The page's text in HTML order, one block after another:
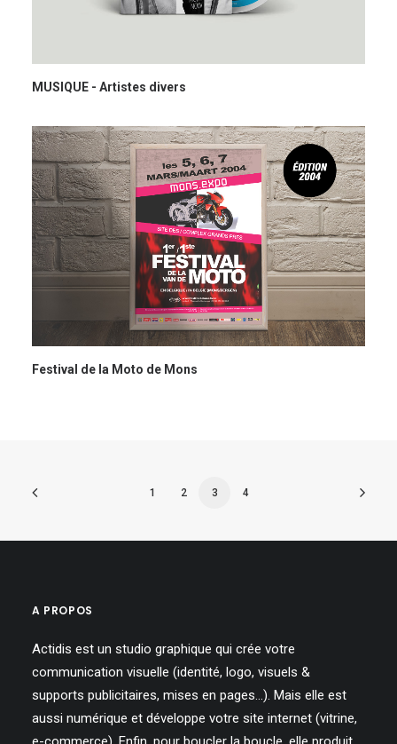
MUSIQUE - Artistes divers
Festival de la Moto de Mons
1 2 3 4
A PROPOS
Actidis est un studio graphique qui crée votre
communication visuelle (identité, logo, visuels &
supports publicitaires, mises en pages…). Mais elle est
aussi numérique et développe votre site internet (vitrine,